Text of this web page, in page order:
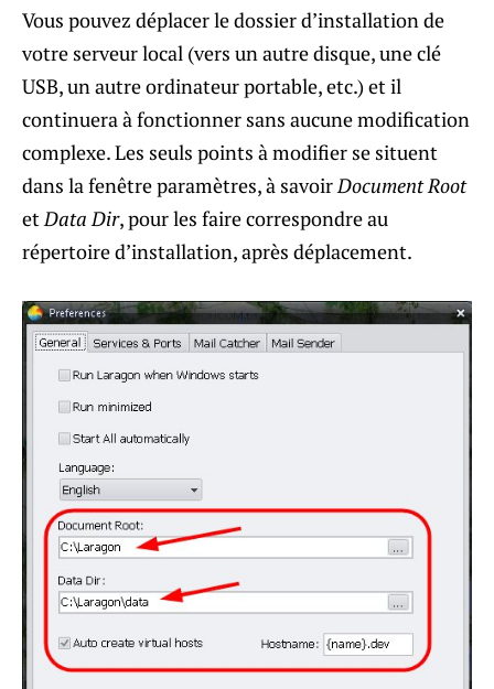
Vous pouvez déplacer le dossier d’installation de
votre serveur local (vers un autre disque, une clé
USB, un autre ordinateur portable, etc.) et il
continuera à fonctionner sans aucune modification
complexe. Les seuls points à modifier se situent
dans la fenêtre paramètres, à savoirDocument Root
etData Dir, pour les faire correspondre au
répertoire d’installation, après déplacement.